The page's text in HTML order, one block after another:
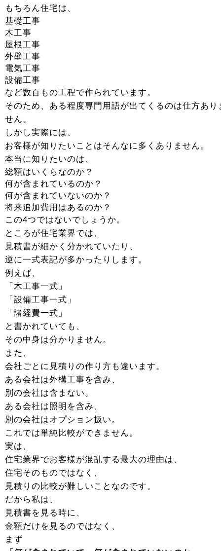
もちろん住宅は、
基礎工事
木工事
屋根工事
外壁工事
電気工事
設備工事
など数百もの工程で作られています。
そのため、ある程度専門用語が出てくるのは仕方あり
せん。
しかし実際には、
お客様が知りたいことはそんなに多くありません。
本当に知りたいのは、
総額はいくらなのか？
何が含まれているのか？
何が含まれていないのか？
将来追加費用はあるのか？
この4つではないでしょうか。
ところが住宅業界では、
見積書が細かく分かれていたり、
逆に一式表記が多かったりします。
例えば、
「木工事一式」
「設備工事一式」
「諸経費一式」
と書かれていても、
その中身は分かりません。
また、
会社ごとに見積りの作り方も違います。
ある会社は外構工事を含み、
別の会社は含まない。
ある会社は照明を含み、
別の会社はオプション扱い。
これでは単純比較ができません。
実は、
住宅業界でお客様が混乱する最大の理由は、
住宅そのものではなく、
見積りの比較が難しいことなのです。
だから私は、
見積書を見る時に、
金額だけを見るのではなく、
まず